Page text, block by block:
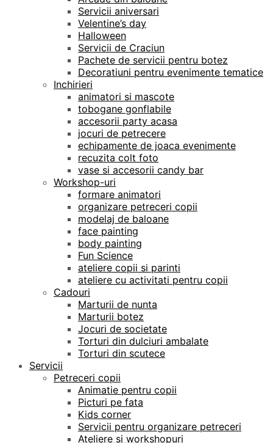
Servicii aniversari
Velentine’s day
Halloween
Servicii de Craciun
Pachete de servicii pentru botez
Decoratiuni pentru evenimente tematice
Inchirieri
animatori si mascote
tobogane gonflabile
accesorii party acasa
jocuri de petrecere
echipamente de joaca evenimente
recuzita colt foto
vase si accesorii candy bar
Workshop-uri
formare animatori
organizare petreceri copii
modelaj de baloane
face painting
body painting
Fun Science
ateliere copii si parinti
ateliere cu activitati pentru copii
Cadouri
Marturii de nunta
Marturii botez
Jocuri de societate
Torturi din dulciuri ambalate
Torturi din scutece
Servicii
Petreceri copii
Animatie pentru copii
Picturi pe fata
Kids corner
Servicii pentru organizare petreceri
Ateliere si workshopuri